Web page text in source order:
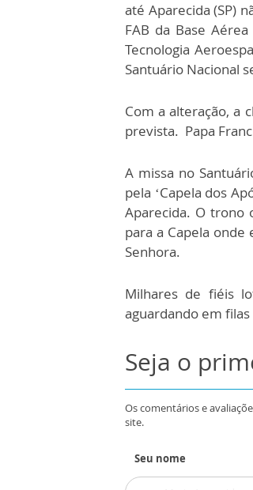
até Aparecida (SP)
FAB da Base
Tecnologia
Santuário Nacional
Com a alteração, a
prevista. Papa
A missa no
pela ‘Capela dos
Aparecida. O trono
para a Capela onde
Senhora.
Milhares de fiéis
aguardando em
Seja o
Os comentários e
site.
Seu nome